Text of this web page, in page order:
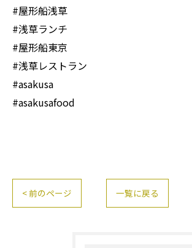
#屋形船浅草
#浅草ランチ
#屋形船東京
#浅草レストラン
#asakusa
#asakusafood
< 前のページ 一覧に戻る